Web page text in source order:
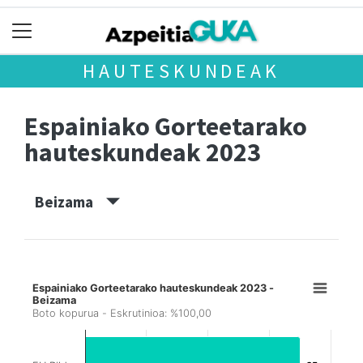
HAUTESKUNDEAK
Espainiako Gorteetarako
hauteskundeak 2023
Beizama
Espainiako Gorteetarako hauteskundeak 2023 -
Beizama
Boto kopurua - Eskrutinioa: %100,00